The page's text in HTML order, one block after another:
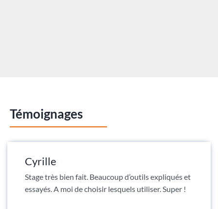
Témoignages
Cyrille
Stage très bien fait. Beaucoup d’outils expliqués et
essayés. A moi de choisir lesquels utiliser. Super !